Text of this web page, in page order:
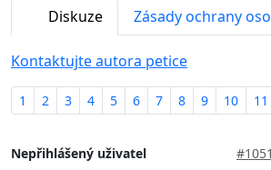
Diskuze Zásady ochrany
Kontaktujte autora petice
1 2 3 4 5 6 7 8 9 10 11
Nepřihlášený uživatel #1051